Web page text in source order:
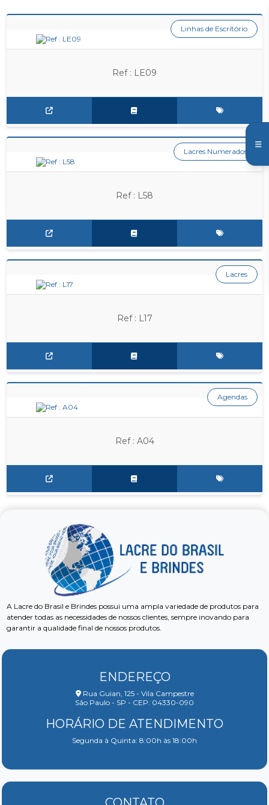
Ref : LE09
Linhas de Escritório
Ref : L58
Lacres Numerados
Ref : L17
Lacres
Ref : A04
Agendas
A Lacre do Brasil e Brindes possui uma ampla variedade de produtos para
atender todas as necessidades de nossos clientes, sempre inovando para
garantir a qualidade final de nossos produtos.
ENDEREÇO
Rua Guian, 125 - Vila Campestre
São Paulo - SP - CEP: 04330-090
HORÁRIO DE ATENDIMENTO
Segunda à Quinta: 8:00h às 18:00h